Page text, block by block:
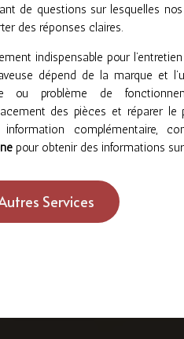
de questions sur lesquelles
des réponses claires.
indispensable pour
dépend de la marque et
ou problème de
des pièces et réparer le
information complémentaire,
pour obtenir des informations
Services